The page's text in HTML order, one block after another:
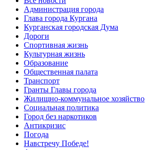
Администрация города
Глава города Кургана
Курганская городская Дума
Дороги
Спортивная жизнь
Культурная жизнь
Образование
Общественная палата
Транспорт
Гранты Главы города
Жилищно-коммунальное хозяйство
Социальная политика
Город без наркотиков
Антикризис
Погода
Навстречу Победе!